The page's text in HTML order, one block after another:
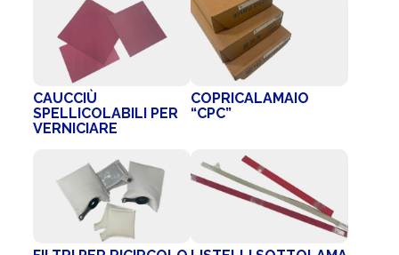
CAUCCIÙ
SPELLICOLABILI PER
VERNICIARE
COPRICALAMAIO
“CPC”